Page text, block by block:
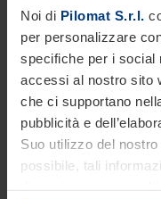
Noi di Pilomat S.r.l.
per personalizzare
specifiche per i social
accessi al nostro sito
che ci supportano
pubblicità e
Suo utilizzo del
possibile, tali